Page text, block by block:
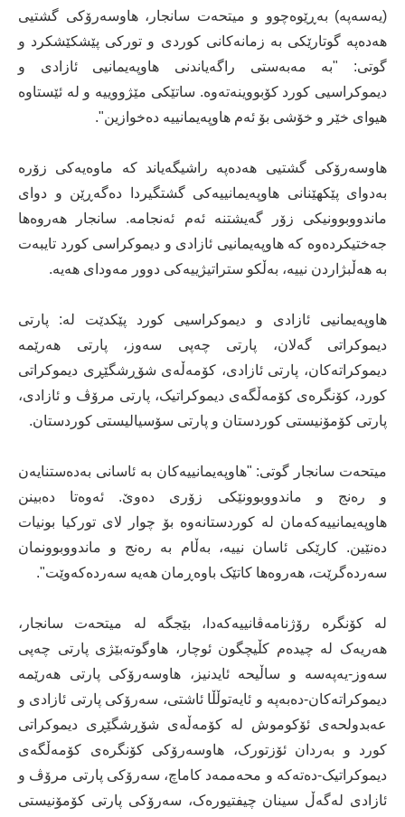
(یەسەپە) بەڕێوەچوو و میتحەت سانجار، هاوسەرۆکی گشتیی
هەدەپە گوتارێکی بە زمانەکانی کوردی و تورکی پێشکێشکرد و
گوتی: "بە مەبەستی راگەیاندنی هاوپەیمانیی ئازادی و
دیموکراسیی کورد کۆبووینەتەوە. ساتێکی مێژووییە و لە ئێستاوە
هیوای خێر و خۆشی بۆ ئەم هاوپەیمانییە دەخوازین".
هاوسەرۆکی گشتیی هەدەپە راشیگەیاند کە ماوەیەکی زۆرە
بەدوای پێکهێنانی هاوپەیمانییەکی گشتگیردا دەگەڕێن و دوای
ماندووبوونیکی زۆر گەیشتنە ئەم ئەنجامە. سانجار هەروەها
جەختیکردەوە کە هاوپەیمانیی ئازادی و دیموکراسی کورد تایبەت
بە هەڵبژاردن نییە، بەڵکو ستراتیژییەکی دوور مەودای هەیە.
هاوپەیمانیی ئازادی و دیموکراسیی کورد پێکدێت لە: پارتی
دیموکراتی گەلان، پارتی چەپی سەوز، پارتی هەرێمە
دیموکراتەکان، پارتی ئازادی، کۆمەڵەی شۆڕشگێڕی دیموکراتی
کورد، کۆنگرەی کۆمەڵگەی دیموکراتیک، پارتی مرۆڤ و ئازادی،
پارتی کۆمۆنیستی کوردستان و پارتی سۆسیالیستی کوردستان.
میتحەت سانجار گوتی: "هاوپەیمانییەکان بە ئاسانی بەدەستنایەن
و رەنج و ماندووبوونێکی زۆری دەوێ. ئەوەتا دەبینن
هاوپەیمانییەکەمان لە کوردستانەوە بۆ چوار لای تورکیا بونیات
دەنێین. کارێکی ئاسان نییە، بەڵام بە رەنج و ماندووبوونمان
سەردەگرێت، هەروەها کاتێک باوەڕمان هەیە سەردەکەوێت".
لە کۆنگرە رۆژنامەڤانییەکەدا، بێجگە لە میتحەت سانجار،
هەریەک لە چیدەم کڵیچگون ئوچار، هاوگوتەبێژی پارتی چەپی
سەوز-یەپەسە و ساڵیحە ئایدنیز، هاوسەرۆکی پارتی هەرێمە
دیموکراتەکان-دەبەپە و ئایەتوڵڵا ئاشتی، سەرۆکی پارتی ئازادی و
عەبدولحەی ئۆکوموش لە کۆمەڵەی شۆڕشگێڕی دیموکراتی
کورد و بەردان ئۆزتورک، هاوسەرۆکی کۆنگرەی کۆمەڵگەی
دیموکراتیک-دەتەکە و محەممەد کاماچ، سەرۆکی پارتی مرۆڤ و
ئازادی لەگەڵ سینان چیفتیورەک، سەرۆکی پارتی کۆمۆنیستی